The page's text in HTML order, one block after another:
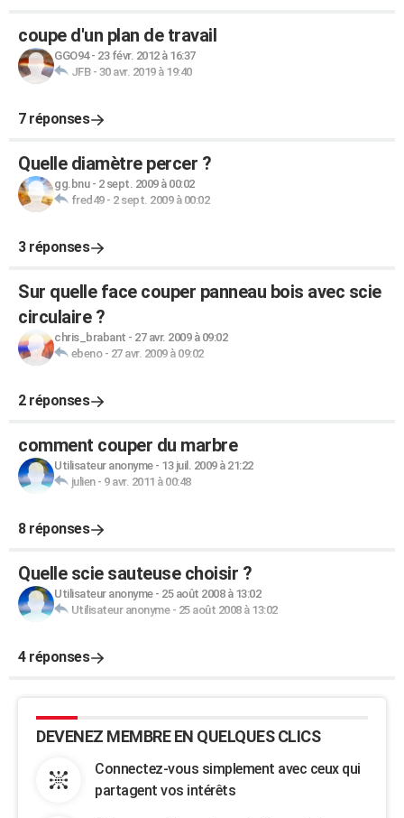
coupe d'un plan de travail
GGO94- 23 févr. 2012 à 16:37
JFB- 30 avr. 2019 à 19:40
7 réponses
Quelle diamètre percer ?
gg.bnu- 2 sept. 2009 à 00:02
fred49- 2 sept. 2009 à 00:02
3 réponses
Sur quelle face couper panneau bois avec scie
circulaire ?
chris_brabant - 27 avr. 2009 à 09:02
ebeno- 27 avr. 2009 à 09:02
2 réponses
comment couper du marbre
Utilisateur anonyme- 13 juil. 2009 à 21:22
julien- 9 avr. 2011 à 00:48
8 réponses
Quelle scie sauteuse choisir ?
Utilisateur anonyme- 25 août 2008 à 13:02
Utilisateur anonyme- 25 août 2008 à 13:02
4 réponses
DEVENEZ MEMBRE EN QUELQUES CLICS
Connectez-vous simplement avec ceux qui
partagent vos intérêts